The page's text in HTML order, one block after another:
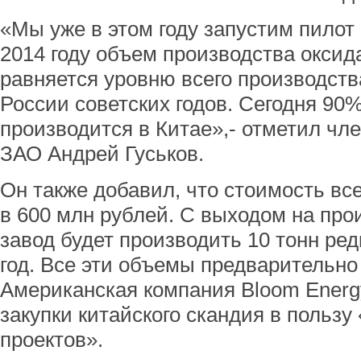
«Мы уже в этом году запустим
2014 году объем производства
равняется уровню всего
России советских годов. Сегодня
производится в Китае»,- отметил
ЗАО Андрей Гуськов.
Он также добавил, что стоимость
в 600 млн рублей. С выходом на
завод будет производить 10 тонн
год. Все эти объемы
Американская компания Bloom
закупки китайского скандия в
проектов».